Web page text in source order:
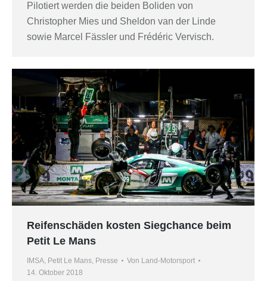
Pilotiert werden die beiden Boliden von
Christopher Mies und Sheldon van der Linde
sowie Marcel Fässler und Frédéric Vervisch.
Reifenschäden kosten Siegchance beim
Petit Le Mans
IMSA, Petit Le Mans, Presse Von Land-Motorsport
14. Oktober 2018